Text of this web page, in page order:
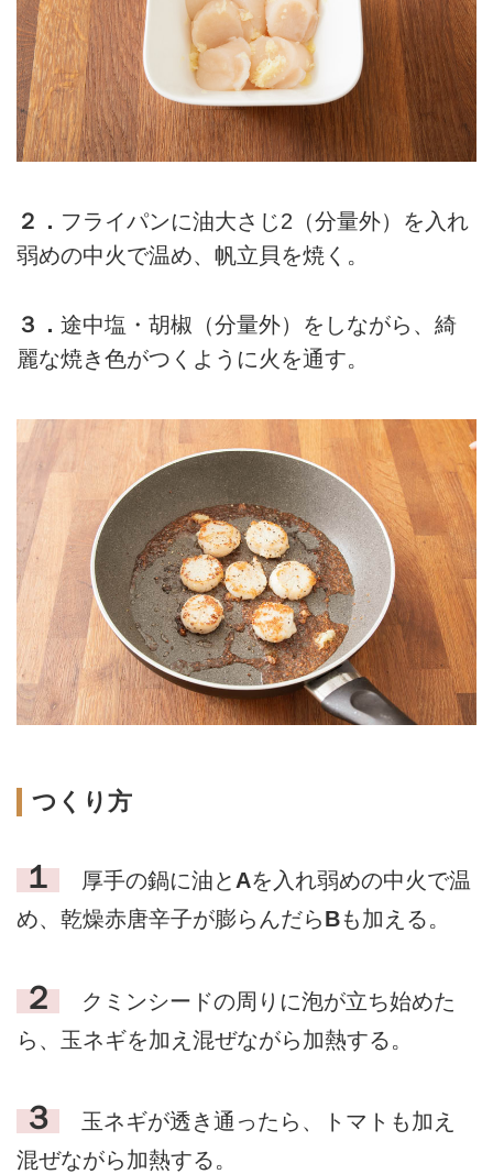
２． フライパンに油大さじ2（分量外）を入れ
弱めの中火で温め、帆立貝を焼く。
３． 途中塩・胡椒（分量外）をしながら、綺
麗な焼き色がつくように火を通す。
つくり方
１ 厚手の鍋に油と Aを入れ弱めの中火で温
め、乾燥赤唐辛子が膨らんだらBも加える。
２
クミンシードの周りに泡が立ち始めた
ら、玉ネギを加え混ぜながら加熱する。
３
玉ネギが透き通ったら、トマトも加え
混ぜながら加熱する。